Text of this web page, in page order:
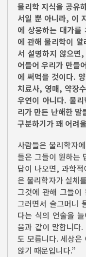
물리학 지식을 공유
서일 뿐 아니라, 이
에 상응하는 대가를
에 관해 물리학이
서 설명하지 않으면
어들어 우리가 만들
에 써먹을 것이다.
치료사, 영매, 약장
우연이 아니다. 물
리가 만든 난해한 말
구분하기가 꽤 어려
사람들은 물리학자
들은 그들이 원하는
답이 나오면, 과학
은 물리학자가 실체
그것에 관해 그들이
그러면서 슬그머니
다는 식의 언술을
음과 같이 말합니다
도 모릅니다. 세상은
않기 때문입니다.”